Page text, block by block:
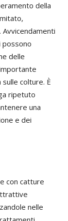
della
Avvicendamenti
possono
delle
colture. È
ripetuto
una
e dei
con catture
nelle